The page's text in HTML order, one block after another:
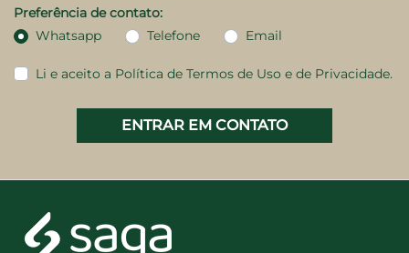
Preferência de contato:
Whatsapp
Telefone Email
Li e aceito a Política de Termos de Uso e de Privacidade.
ENTRAR EM CONTATO